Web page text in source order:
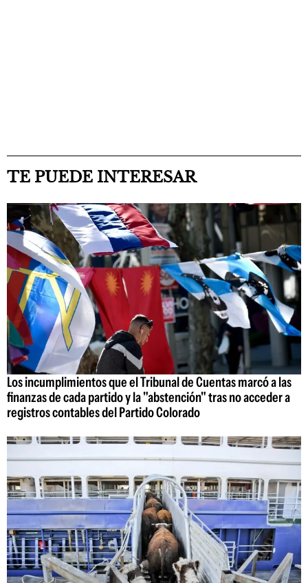
TE PUEDE INTERESAR
Los incumplimientos que el Tribunal de Cuentas marcó a las
finanzas de cada partido y la "abstención" tras no acceder a
registros contables del Partido Colorado